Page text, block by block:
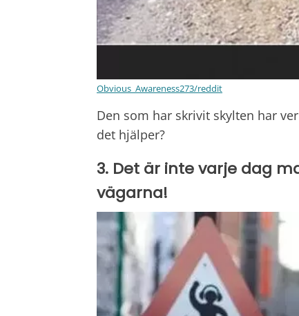
Obvious_Awareness273/reddit
Den som har skrivit skylten har
det hjälper?
3. Det är inte varje dag
vägarna!